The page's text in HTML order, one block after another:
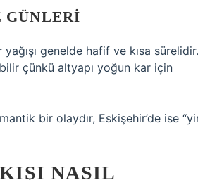
GÜNLERI
genelde hafif ve kısa
çünkü altyapı yoğun kar için
bir olaydır, Eskişehir’de ise
NASIL